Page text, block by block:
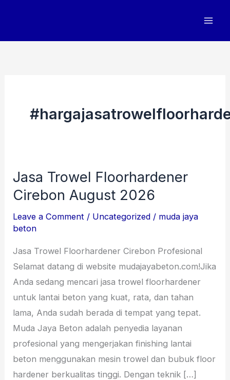
Jasa Trowel Floorhardener
Cirebon August 2026
Leave a Comment / Uncategorized / muda jaya
beton
Jasa Trowel Floorhardener Cirebon Profesional
Selamat datang di website mudajayabeton.com!Jika
Anda sedang mencari jasa trowel floorhardener
untuk lantai beton yang kuat, rata, dan tahan
lama, Anda sudah berada di tempat yang tepat.
Muda Jaya Beton adalah penyedia layanan
profesional yang mengerjakan finishing lantai
beton menggunakan mesin trowel dan bubuk floor
hardener berkualitas tinggi. Dengan teknik […]
Jasa
Trowel
Cirebon
2026